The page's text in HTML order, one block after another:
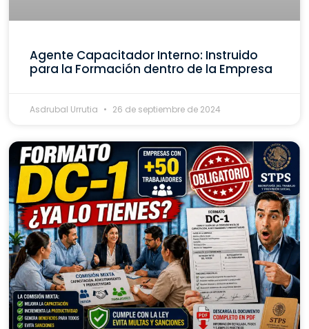
Agente Capacitador Interno: Instruido
para la Formación dentro de la Empresa
Asdrubal Urrutia 26 de septiembre de 2024